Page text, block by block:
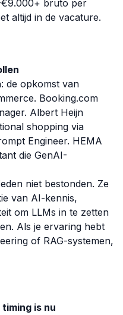
bruto per
altijd in de vacature.
de opkomst van
Booking.com
Albert Heijn
shopping via
Engineer. HEMA
die GenAI-
niet bestonden. Ze
van AI-kennis,
om LLMs in te zetten
Als je ervaring hebt
of RAG-systemen,
is nu